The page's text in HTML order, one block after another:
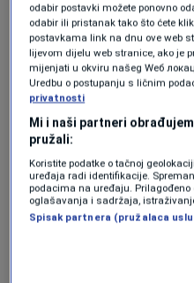
da SDA uvijek na
njega to nije “ni fer , ni
telefonskom
prenio:
"Ja sam razgovarao
telefonom i rekao,
razgovaramo o bilo
entitetskom nivou. U
logično je da imamo
odabir postavki možete ponovno
odabir ili pristanak tako što ćete
postavkama link na dnu ove web
lijevom dijelu web stranice, ako je
mijenjati u okviru našeg Wеб
Uredbu o postupanju s ličnim
privatnosti
Mi i naši partneri
pružali:
Koristite podatke o tačnoj
uređaja radi identifikacije.
podacima na uređaju.
oglašavanja i sadržaja,
Spisak partnera (pružalaca